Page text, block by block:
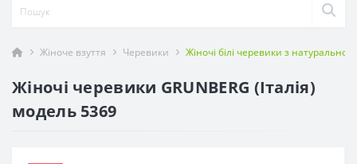
Жіноче взуття Черевики Жіночі білі черевики з
Жіночі черевики GRUNBERG (Італія)
модель 5369